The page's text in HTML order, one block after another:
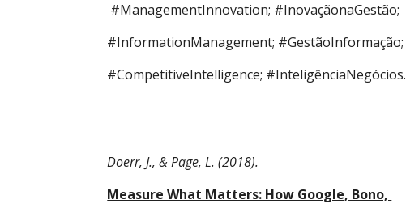
#ManagementInnovation; #InovaçãonaGestão;
#InformationManagement; #GestãoInformação;
#CompetitiveIntelligence; #InteligênciaNegócios.
Doerr, J., & Page, L. (2018).
Measure What Matters: How Google, Bono,